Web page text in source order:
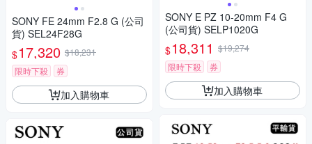
SONY FE 24mm F2.8 G (公司
貨) SEL24F28G
$17,320 $18,231
限時下殺
券
加入購物車
SONY E PZ 10-20mm F4 G
(公司貨) SELP1020G
$18,311 $19,274
限時下殺
券
加入購物車